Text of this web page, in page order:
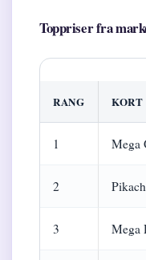
Toppriser fra
RANG KORT
1 Mega
2
3 Mega